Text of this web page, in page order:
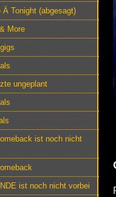
Ä Tonight (abgesagt)
More
ungeplant
ist noch nicht
ist noch nicht vorbei